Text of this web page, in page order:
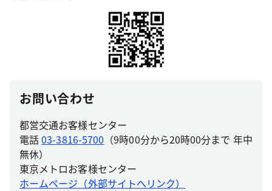
お問い合わせ
都営交通お客様センター
電話03-3816-5700 （9時00分から20時00分まで 年中
無休）
東京メトロお客様センター
ホームページ（外部サイトへリンク）